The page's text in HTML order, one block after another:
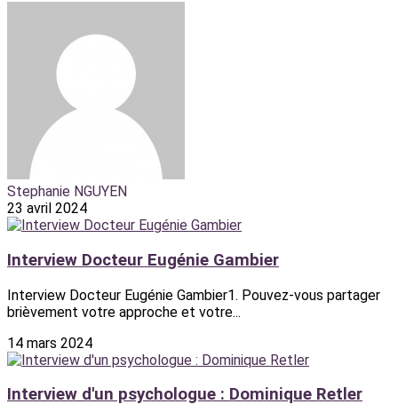
Stephanie NGUYEN
23 avril 2024
Interview Docteur Eugénie Gambier
Interview Docteur Eugénie Gambier1. Pouvez-vous partager
brièvement votre approche et votre...
14 mars 2024
Interview d'un psychologue : Dominique Retler